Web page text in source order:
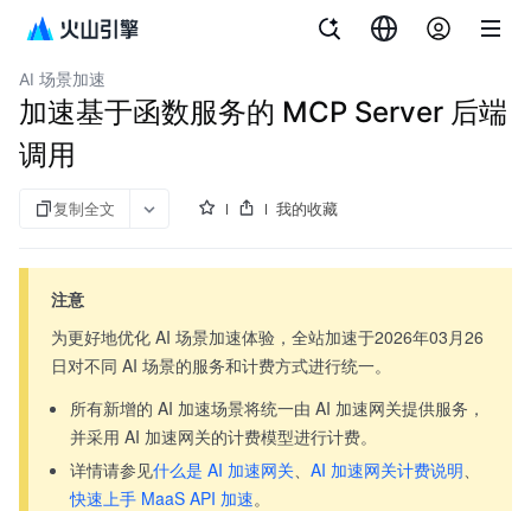
全站加速
AI 场景加速
加速基于函数服务的 MCP Server 后端
调用
复制全文 我的收藏
注意
为更好地优化 AI 场景加速体验，全站加速于2026年03月26
日对不同 AI 场景的服务和计费方式进行统一。
所有新增的 AI 加速场景将统一由 AI 加速网关提供服务，
并采用 AI 加速网关的计费模型进行计费。
详情请参见什么是 AI 加速网关 、AI 加速网关计费说明
快速上手 MaaS API 加速。